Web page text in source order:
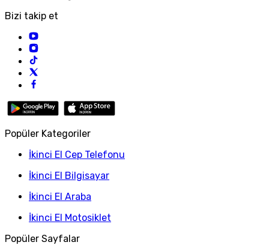
Bizi takip et
Popüler Kategoriler
İkinci El Cep Telefonu
İkinci El Bilgisayar
İkinci El Araba
İkinci El Motosiklet
Popüler Sayfalar